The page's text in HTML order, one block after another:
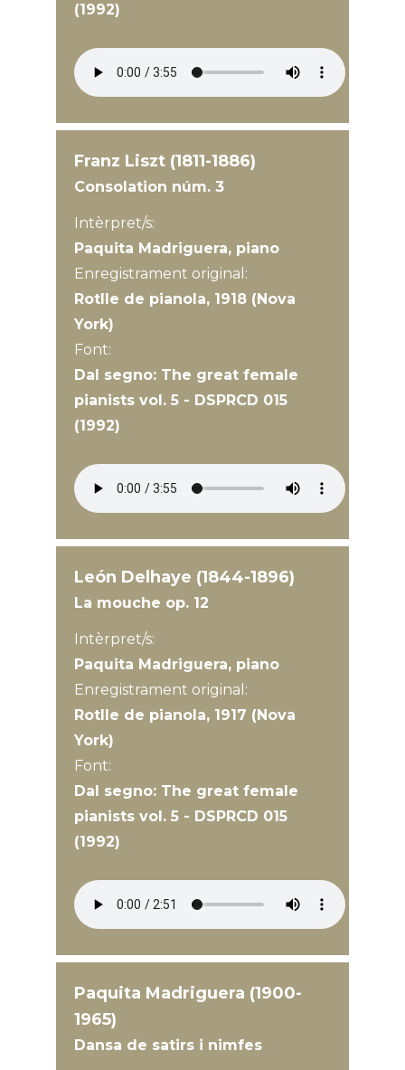
(1992)
Franz Liszt (1811-1886)
Consolation núm. 3
Intèrpret/s:
Paquita Madriguera, piano
Enregistrament original:
Rotlle de pianola, 1918 (Nova
York)
Font:
Dal segno: The great female
pianists vol. 5 - DSPRCD 015
(1992)
León Delhaye (1844-1896)
La mouche op. 12
Intèrpret/s:
Paquita Madriguera, piano
Enregistrament original:
Rotlle de pianola, 1917 (Nova
York)
Font:
Dal segno: The great female
pianists vol. 5 - DSPRCD 015
(1992)
Paquita Madriguera (1900-
1965)
Dansa de satirs i nimfes